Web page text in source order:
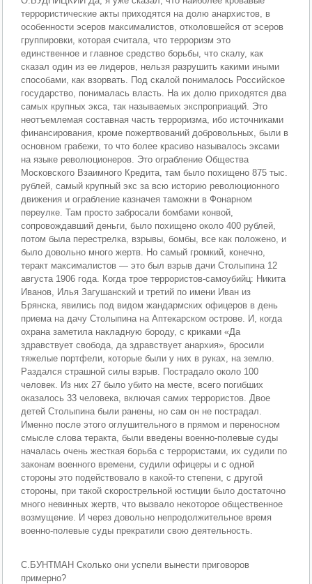
террористические акты приходятся на долю анархистов, в
особенности эсеров максималистов, отколовшейся от эсеров
группировки, которая считала, что терроризм это
единственное и главное средство борьбы, что скалу, как
сказал один из ее лидеров, нельзя разрушить какими иными
способами, как взорвать. Под скалой понималось Российское
государство, понималась власть. На их долю приходятся два
самых крупных экса, так называемых экспроприаций. Это
неотъемлемая составная часть терроризма, ибо источниками
финансирования, кроме пожертвований добровольных, были в
основном грабежи, то что более красиво называлось эксами
на языке революционеров. Это ограбление Общества
Московского Взаимного Кредита, там было похищено 875 тыс.
рублей, самый крупный экс за всю историю революционного
движения и ограбление казначея таможни в Фонарном
переулке. Там просто забросали бомбами конвой,
сопровождавший деньги, было похищено около 400 рублей,
потом была перестрелка, взрывы, бомбы, все как положено, и
было довольно много жертв. Но самый громкий, конечно,
теракт максималистов — это был взрыв дачи Столыпина 12
августа 1906 года. Когда трое террористов-самоубийц: Никита
Иванов, Илья Загушанский и третий по имени Иван из
Брянска, явились под видом жандармских офицеров в день
приема на дачу Столыпина на Аптекарском острове. И, когда
охрана заметила накладную бороду, с криками «Да
здравствует свобода, да здравствует анархия», бросили
тяжелые портфели, которые были у них в руках, на землю.
Раздался страшной силы взрыв. Пострадало около 100
человек. Из них 27 было убито на месте, всего погибших
оказалось 33 человека, включая самих террористов. Двое
детей Столыпина были ранены, но сам он не пострадал.
Именно после этого оглушительного в прямом и переносном
смысле слова теракта, были введены военно-полевые суды
началась очень жесткая борьба с террористами, их судили по
законам военного времени, судили офицеры и с одной
стороны это подействовало в какой-то степени, с другой
стороны, при такой скорострельной юстиции было достаточно
много невинных жертв, что вызвало некоторое общественное
возмущение. И через довольно непродолжительное время
военно-полевые суды прекратили свою деятельность.
С.БУНТМАН Сколько они успели вынести приговоров
примерно?